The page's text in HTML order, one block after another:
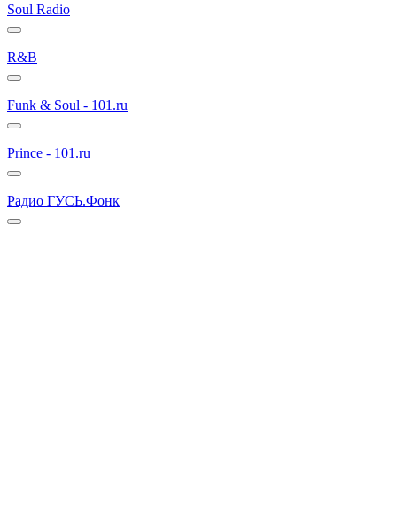
Soul Radio
R&B
Funk & Soul - 101.ru
Prince - 101.ru
Радио ГУСЬ.Фонк